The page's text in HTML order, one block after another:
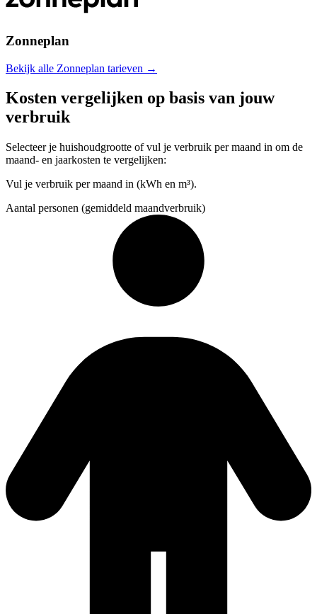
Zonneplan
Bekijk alle Zonneplan tarieven →
Kosten vergelijken op basis van jouw
verbruik
Selecteer je huishoudgrootte of vul je verbruik per maand in om de
maand- en jaarkosten te vergelijken:
Vul je verbruik per maand in (kWh en m³).
Aantal personen (gemiddeld maandverbruik)